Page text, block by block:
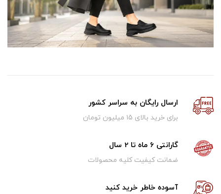
ارسال رایگان به سراسر کشور
برای خرید بالای ۱5 میلیون تومان
گارانتی 6 ماه تا 2 سال
ضمانت کیفیت کلیه محصولات
آسوده خاطر خرید کنید